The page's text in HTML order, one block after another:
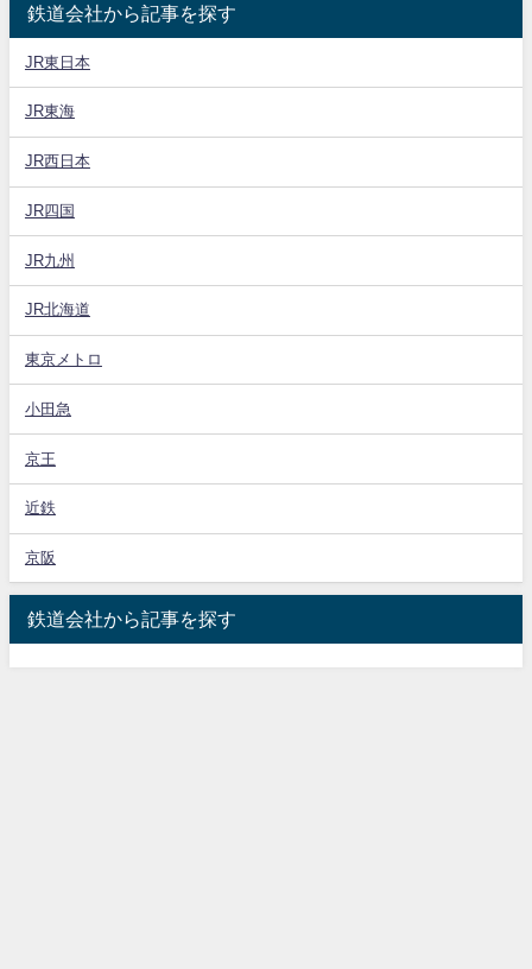
鉄道会社から記事を探す
JR東日本
JR東海
JR西日本
JR四国
JR九州
JR北海道
東京メトロ
小田急
京王
近鉄
京阪
鉄道会社から記事を探す